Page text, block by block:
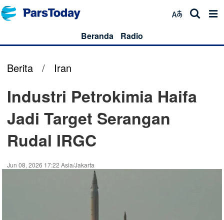
Beranda Radio
Berita / Iran
Industri Petrokimia Haifa
Jadi Target Serangan
Rudal IRGC
Jun 08, 2026 17:22 Asia/Jakarta